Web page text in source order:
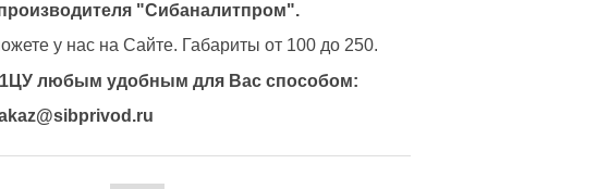
"Сибаналитпром".
у нас на Сайте. Габариты от 100 до 250.
1ЦУ любым удобным для Вас способом: